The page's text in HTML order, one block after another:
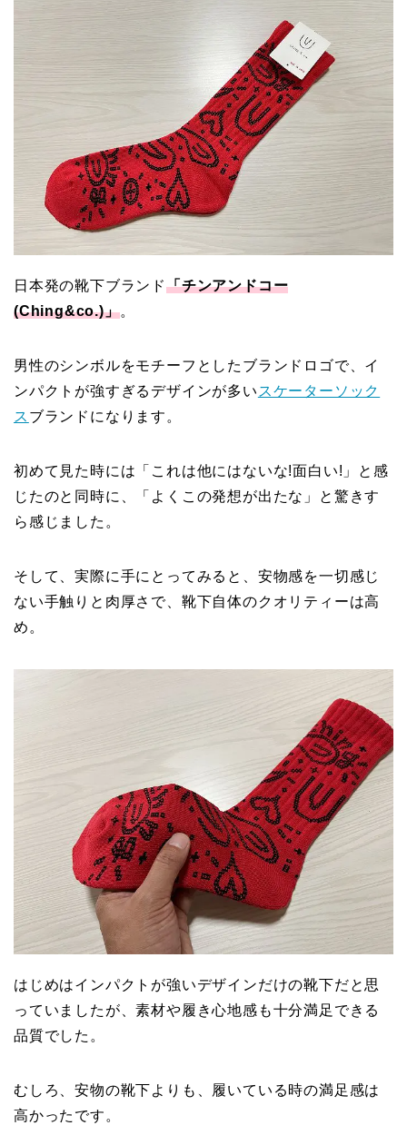
日本発の靴下ブランド「チンアンドコー
(Ching&co.)」。
男性のシンボルをモチーフとしたブランドロゴで、イ
ンパクトが強すぎるデザインが多い スケーターソック
ス ブランドになります。
初めて見た時には「これは他にはないな!面白い!」と感
じたのと同時に、「よくこの発想が出たな」と驚きす
ら感じました。
そして、実際に手にとってみると、安物感を一切感じ
ない手触りと肉厚さで、靴下自体のクオリティーは高
め。
はじめはインパクトが強いデザインだけの靴下だと思
っていましたが、素材や履き心地感も十分満足できる
品質でした。
むしろ、安物の靴下よりも、履いている時の満足感は
高かったです。